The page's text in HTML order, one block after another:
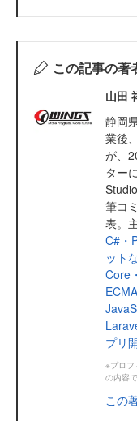
この記事の著
山田
静岡
業後
が、
ター
筆コ
表。
C#・
ット
Core
プリ
※プロフ
の内容
この